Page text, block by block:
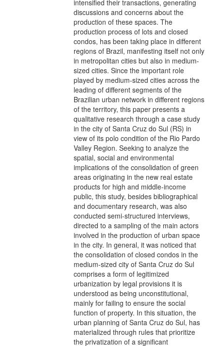
intensified their transactions, generating
discussions and concerns about the
production of these spaces. The
production process of lots and closed
condos, has been taking place in different
regions of Brazil, manifesting itself not only
in metropolitan cities but also in medium-
sized cities. Since the important role
played by medium-sized cities across the
leading of different segments of the
Brazilian urban network in different regions
of the territory, this paper presents a
qualitative research through a case study
in the city of Santa Cruz do Sul (RS) in
view of its polo condition of the Rio Pardo
Valley Region. Seeking to analyze the
spatial, social and environmental
implications of the consolidation of green
areas originating in the new real estate
products for high and middle-income
public, this study, besides bibliographical
and documentary research, was also
conducted semi-structured interviews,
directed to a sampling of the main actors
involved in the production of urban space
in the city. In general, it was noticed that
the consolidation of closed condos in the
medium-sized city of Santa Cruz do Sul
comprises a form of legitimized
urbanization by legal provisions it is
understood as being unconstitutional,
mainly for failing to ensure the social
function of property. In this situation, the
urban planning of Santa Cruz do Sul, has
materialized through rules that prioritize
the privatization of a significant